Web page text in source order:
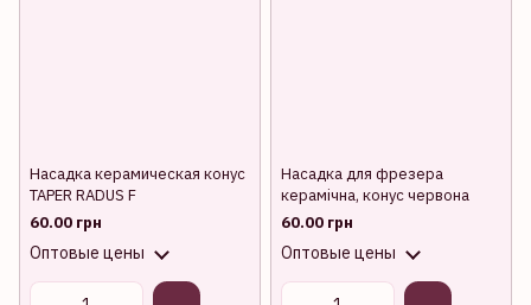
Насадка керамическая конус
TAPER RADUS F
60.00 грн
Оптовые цены
Насадка для фрезера
керамічна, конус червона
60.00 грн
Оптовые цены